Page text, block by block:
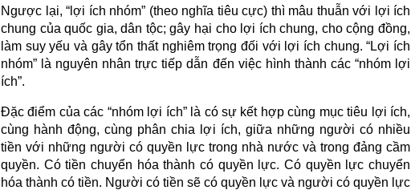
Ngược lại, “lợi ích nhóm” (theo nghĩa tiêu cực) thì mâu thuẫn với lợi ích
chung của quốc gia, dân tộc; gây hại cho lợi ích chung, cho cộng đồng,
làm suy yếu và gây tổn thất nghiêm trọng đối với lợi ích chung. “Lợi ích
nhóm” là nguyên nhân trực tiếp dẫn đến việc hình thành các “nhóm lợi
ích”.
Đặc điểm của các “nhóm lợi ích” là có sự kết hợp cùng mục tiêu lợi ích,
cùng hành động, cùng phân chia lợi ích, giữa những người có nhiều
tiền với những người có quyền lực trong nhà nước và trong đảng cầm
quyền. Có tiền chuyển hóa thành có quyền lực. Có quyền lực chuyển
hóa thành có tiền. Người có tiền sẽ có quyền lực và người có quyền lực